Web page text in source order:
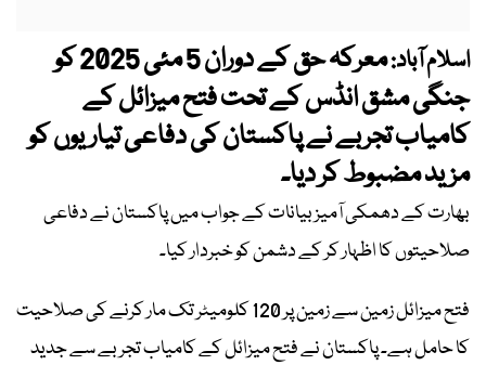
اسلام آباد:
معرکہ حق کے دوران 5 مئی 2025 کو
جنگی مشق انڈس کے تحت فتح میزائل کے
کامیاب تجربے نے پاکستان کی دفاعی تیاریوں کو
مزید مضبوط کر دیا۔
بھارت کے دھمکی آمیز بیانات کے جواب میں پاکستان نے دفاعی
صلاحیتوں کا اظہار کر کے دشمن کو خبردار کیا۔
فتح میزائل زمین سے زمین پر 120 کلومیٹر تک مار کرنے کی صلاحیت
کا حامل ہے۔ پاکستان نے فتح میزائل کے کامیاب تجربے سے جدید